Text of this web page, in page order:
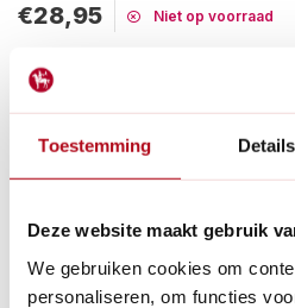
Toestemming Details
Deze website maakt gebruik
We gebruiken cookies om
personaliseren, om functies
€28,95 Niet op voorraad
Maak een keuze:
Lees meer
Betaal achteraf met Riverty.